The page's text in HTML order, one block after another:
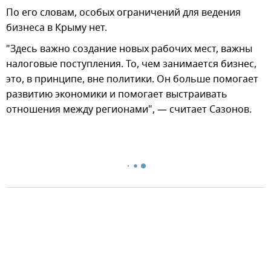
По его словам, особых ограничений для ведения
бизнеса в Крыму нет.
"Здесь важно создание новых рабочих мест, важны
налоговые поступления. То, чем занимается бизнес,
это, в принципе, вне политики. Он больше помогает
развитию экономики и помогает выстраивать
отношения между регионами", — считает Сазонов.